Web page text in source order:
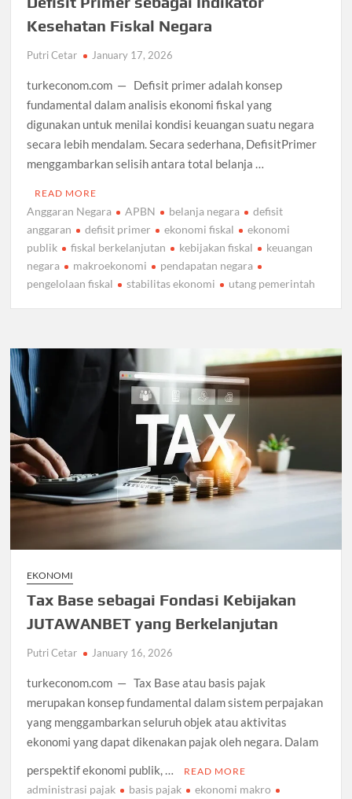
Kesehatan Fiskal Negara
Putri Cetar January 17, 2026
turkeconom.com — Defisit primer adalah konsep
fundamental dalam analisis ekonomi fiskal yang
digunakan untuk menilai kondisi keuangan suatu negara
secara lebih mendalam. Secara sederhana, DefisitPrimer
menggambarkan selisih antara total belanja …
READ MORE
Anggaran Negara APBN belanja negara
defisit
anggaran
defisit primer ekonomi fiskal
ekonomi
publik
fiskal berkelanjutan kebijakan fiskal
keuangan
negara
makroekonomi
pendapatan negara
pengelolaan fiskal
stabilitas ekonomi utang pemerintah
EKONOMI
Tax Base sebagai Fondasi Kebijakan
JUTAWANBET yang Berkelanjutan
Putri Cetar January 16, 2026
turkeconom.com — Tax Base atau basis pajak
merupakan konsep fundamental dalam sistem perpajakan
yang menggambarkan seluruh objek atau aktivitas
ekonomi yang dapat dikenakan pajak oleh negara. Dalam
perspektif ekonomi publik, …
READ MORE
administrasi pajak basis pajak
ekonomi makro